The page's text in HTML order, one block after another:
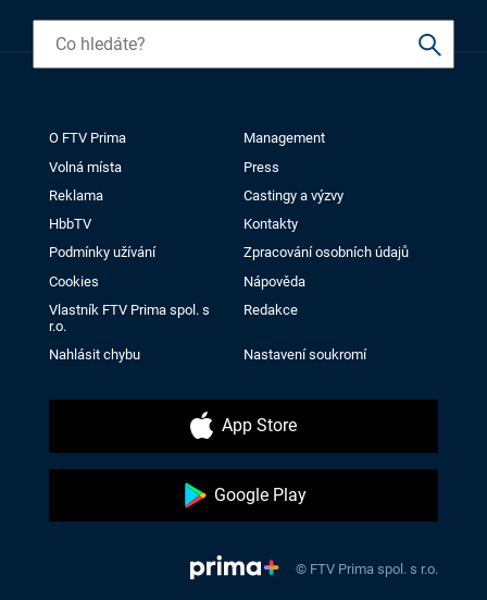
O FTV Prima
Management
Volná místa
Press
Reklama
Castingy a výzvy
HbbTV
Kontakty
Podmínky užívání
Zpracování osobních údajů
Cookies
Nápověda
Vlastník FTV Prima spol. s
r.o.
Redakce
Nahlásit chybu Nastavení soukromí
App Store
Google Play
© FTV Prima spol. s r.o.